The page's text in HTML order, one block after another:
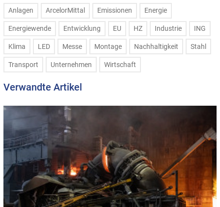
Anlagen ArcelorMittal Emissionen Energie
Energiewende Entwicklung EU HZ Industrie ING
Klima LED Messe Montage Nachhaltigkeit Stahl
Transport Unternehmen Wirtschaft
Verwandte Artikel